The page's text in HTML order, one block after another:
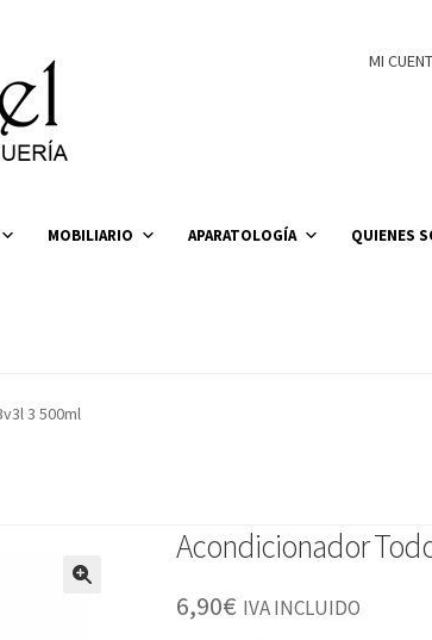
MI
MOBILIARIO APARATOLOGÍA QUIENES
3 500ml
Acondicionador
6,90€ IVA INCLUIDO